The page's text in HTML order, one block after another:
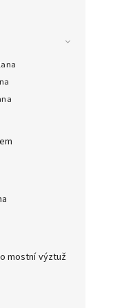
mostní výztuž